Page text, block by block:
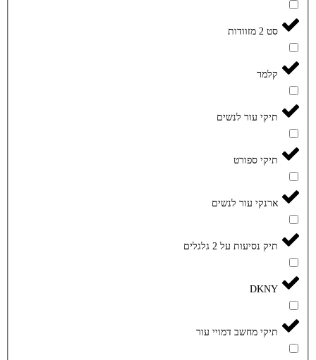
סט 2 מזוודות
קלמר
תיקי עור לנשים
תיקי ספורט
ארנקי עור לנשים
תיק נסיעות על 2 גלגלים
DKNY
תיקי מחשב דמויי עור